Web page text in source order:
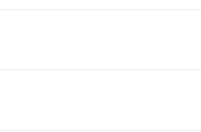
机型号、系统版本、分身的目标应用名